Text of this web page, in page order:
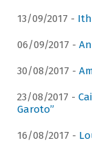
13/09/2017 -
06/09/2017 -
30/08/2017 -
23/08/2017 -
Garoto”
16/08/2017 -